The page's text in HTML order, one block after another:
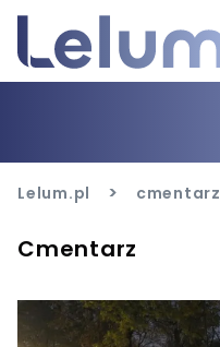
Lelum.pl > cmentarz
Cmentarz